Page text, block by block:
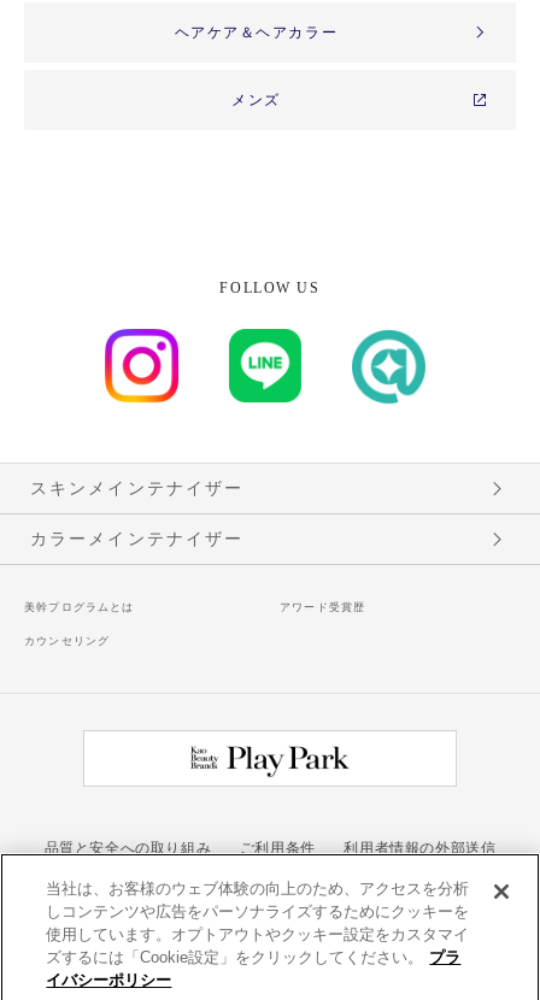
ヘアケア＆ヘアカラー
メンズ
FOLLOW US
スキンメインテナイザー
カラーメインテナイザー
美幹プログラムとは アワード受賞歴
カウンセリング
品質と安全への取り組み ご利用条件 利用者情報の外部送信
お問い合わせ
カネボウ化粧品
当社は、お客様のウェブ体験の向上のため、アクセスを分析
しコンテンツや広告をパーソナライズするためにクッキーを
使用しています。オプトアウトやクッキー設定をカスタマイ
ズするには「Cookie設定」をクリックしてください。
プラ
イバシーポリシー